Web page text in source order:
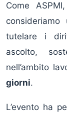
Come
tutelare i
ascolto,
nell’ambito
giorni.
L’evento ha